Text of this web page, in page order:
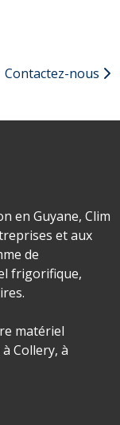
Contactez-nous
en Guyane, Clim
et aux
de
frigorifique,
matériel
Collery, à